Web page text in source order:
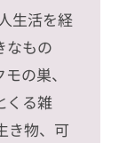
生活を経
なもの
の巣、
くる雑
き物、可